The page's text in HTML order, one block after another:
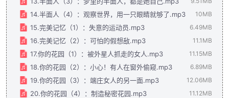
14.半面人（4）：观察世界，用一只眼睛就够了.mp3 10MB
15.完美记忆（1）：失意的运动员.mp3 6.49MB
16.完美记忆（2）：可怕的假想敌.mp3 11.1MB
17.你的花园（1）：被外星人抓走的女人.mp3 11.15MB
18.你的花园（2）：小心！有人在窗外偷窥.mp3 6.89MB
19.你的花园（3）：端庄女人的另一面.mp3 12.06MB
20.你的花园（4）：制造秘密花园.mp3 11.12MB